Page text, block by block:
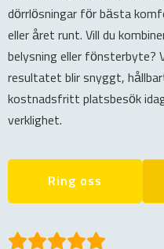
dörrlösningar för bästa
eller året runt. Vill du
belysning eller fönsterbyte?
resultatet blir snyggt,
kostnadsfritt platsbesök
verklighet.
Ring oss